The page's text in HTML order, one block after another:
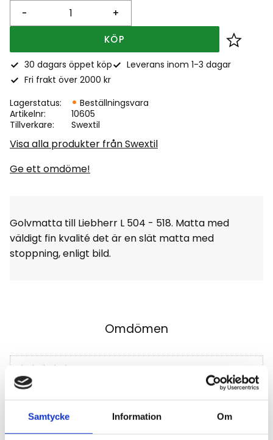
Samtycke Information Om
+
-
KÖP Lägg
30 dagars öppet köp
Leverans inom 1-3 dagar
Fri frakt över 2000 kr
Lagerstatus
Beställningsvara
Artikelnr
10605
Tillverkare
Swextil
Visa alla produkter från Swextil
Ge ett omdöme!
Golvmatta till Liebherr L 504 - 518. Matta med
väldigt fin kvalité det är en slät matta med
stoppning, enligt bild.
Omdömen
Klicka på en stjärna för att sätta ditt betyg